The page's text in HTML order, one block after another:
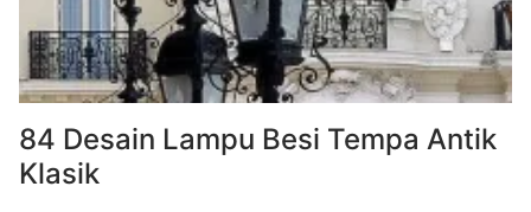
84 Desain Lampu Besi Tempa Antik
Klasik